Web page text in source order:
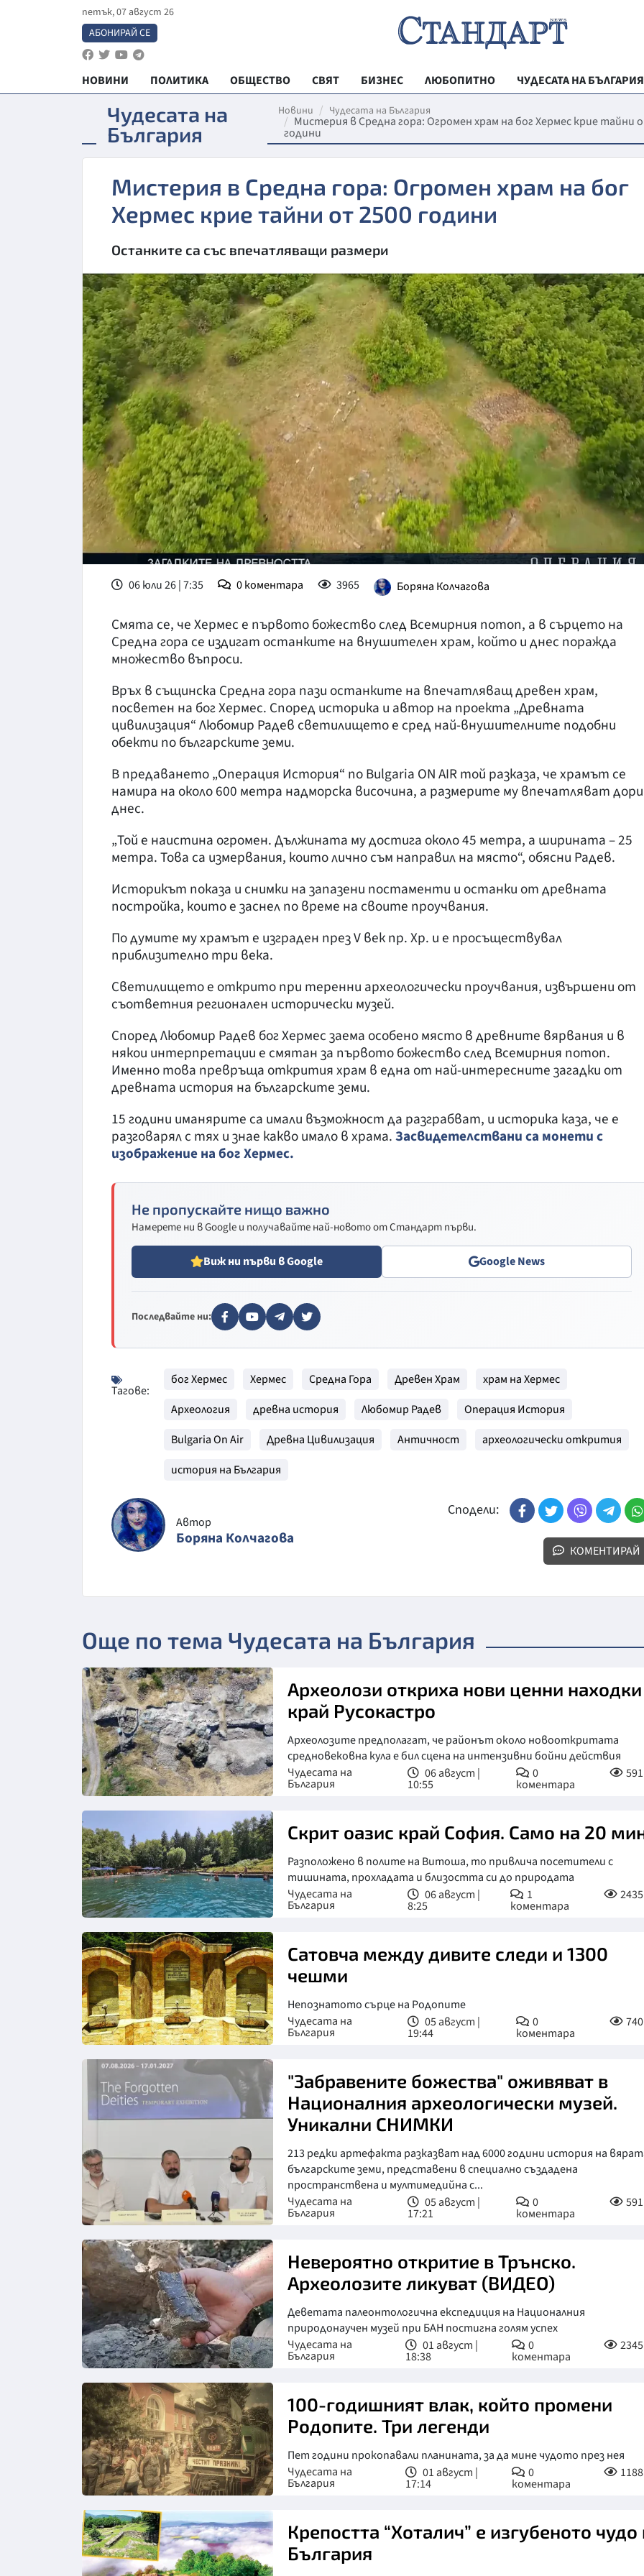
петък, 07 август 26
АБОНИРАЙ СЕ
НОВИНИ ПОЛИТИКА ОБЩЕСТВО СВЯТ БИЗНЕС ЛЮБОПИТНО
ЧУДЕСАТА НА БЪЛГАРИЯ
ВЕСТНИК
МЛАДЕЖКА
ЗДРАВЕ
ДА!НА
ДА! НА
КУЛТУРА
ПРАВОСЪДИЕ
КРИМИ
ВЯРА
ОБЯВИ
ВОЙНАТА В
ВРЕМЕТО
Чудесата на
България
Новини Чудесата на България
Мистерия в Средна гора: Огромен храм на бог Хермес крие тайни
години
Мистерия в Средна гора: Огромен храм на бог
Хермес крие тайни от 2500 години
Останките са със впечатляващи размери
06 юли 26 | 7:35 0коментара 3965 Боряна Колчагова
Смята се, че Хермес е първото божество след Всемирния потоп, а в сърцето на
Средна гора се издигат останките на внушителен храм, който и днес поражда
множество въпроси.
Връх в същинска Средна гора пази останките на впечатляващ древен храм,
посветен на бог Хермес. Според историка и автор на проекта „Древната
цивилизация“ Любомир Радев светилището е сред най-внушителните подобни
обекти по българските земи.
В предаването „Операция История“ по Bulgaria ON AIR той разказа, че храмът се
намира на около 600 метра надморска височина, а размерите му впечатляват дори
днес.
„Той е наистина огромен. Дължината му достига около 45 метра, а ширината – 25
метра. Това са измервания, които лично съм направил на място“, обясни Радев.
Историкът показа и снимки на запазени постаменти и останки от древната
постройка, които е заснел по време на своите проучвания.
По думите му храмът е изграден през V век пр. Хр. и е просъществувал
приблизително три века.
Светилището е открито при теренни археологически проучвания, извършени от
съответния регионален исторически музей.
Според Любомир Радев бог Хермес заема особено място в древните вярвания и в
някои интерпретации е смятан за първото божество след Всемирния потоп.
Именно това превръща открития храм в една от най-интересните загадки от
древната история на българските земи.
15 години иманярите са имали възможност да разграбват, и историка каза, че е
разговарял с тях и знае какво имало в храма.Засвидетелствани са монети с
изображение на бог Хермес.
Не пропускайте нищо важно
Намерете ни в Google и получавайте най-новото от Стандарт първи.
Виж ни първи в Google Google News
Последвайте ни:
Тагове:
бог Хермес Хермес Средна Гора Древен Храм
храм на Хермес
Археология
древна история Любомир Радев
Операция История
Bulgaria On Air
Древна Цивилизация Античност
археологически открития
история на България
Автор
Боряна Колчагова
Сподели:
КОМЕНТИРАЙ
Още по тема Чудесата на България
Археолози откриха нови ценни находки
край Русокастро
Археолозите предполагат, че районът около новооткритата
средновековна кула е бил сцена на интензивни бойни действия
Чудесата на
България
06 август |
10:55
0
коментара
591
Скрит оазис край София. Само на 20
Разположено в полите на Витоша, то привлича посетители с
тишината, прохладата и близостта си до природата
Чудесата на
България
06 август |
8:25
1
коментара
2435
Сатовча между дивите следи и 1300
чешми
Непознатото сърце на Родопите
Чудесата на
България
05 август |
19:44
0
коментара
740
"Забравените божества" оживяват в
Националния археологически музей.
Уникални СНИМКИ
213 редки артефакта разказват над 6000 години история на
българските земи, представени в специално създадена
пространствена и мултимедийна с...
Чудесата на
България
05 август |
17:21
0
коментара
591
Невероятно откритие в Трънско.
Археолозите ликуват (ВИДЕО)
Деветата палеонтологична експедиция на Националния
природонаучен музей при БАН постигна голям успех
Чудесата на
България
01 август |
18:38
0
коментара
2345
100-годишният влак, който промени
Родопите. Три легенди
Пет години прокопавали планината, за да мине чудото през нея
Чудесата на
България
01 август |
17:14
0
коментара
1188
Крепостта “Хоталич” е изгубеното чудо
България